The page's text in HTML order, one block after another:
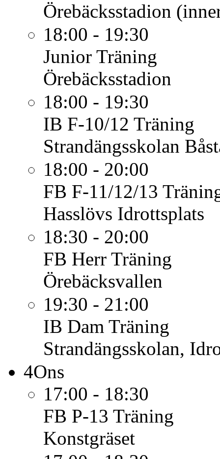
Örebäcksstadion
18:00 - 19:30
Junior Träning
Örebäcksstadion
18:00 - 19:30
IB F-10/12 Träning
Strandängsskolan
18:00 - 20:00
FB F-11/12/13
Hasslövs Idrottsplats
18:30 - 20:00
FB Herr Träning
Örebäcksvallen
19:30 - 21:00
IB Dam Träning
Strandängsskolan,
4Ons
17:00 - 18:30
FB P-13 Träning
Konstgräset